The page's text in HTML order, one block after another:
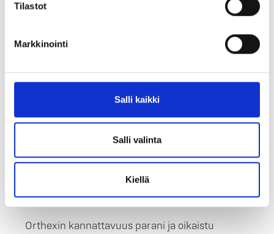
Tilastot
Markkinointi
Salli kaikki
Salli valinta
Kiellä
Pohjoismaiden ulkopuolella ja muun Euroopan
tuoteryhmän kokonaismyyntiä 7,2 % verrattuna
Pohjoismaiden myöhäinen kevät laski Kasvien
hoito ja Koti ja Piha -tuotteiden myyntiä. Myös
vallitsevan varovaisen asiakaskäyttäytymisen
vetämänä. Keittiö-tuoteryhmä on vahva
erityisesti Pohjoismaissa ja siksi Pohjoismaiden
myynnin negatiivinen kehitys näkyy selvästi
Orthexin kannattavuus parani ja oikaistu